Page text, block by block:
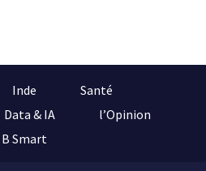
Inde
Santé
Data & IA
l’Opinion
B Smart